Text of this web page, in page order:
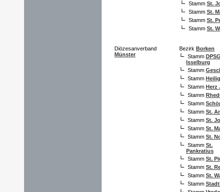
Stamm St.
Stamm St.
Stamm St.
Stamm St.
Diözesanverband
Münster
Bezirk Borken
Stamm
Isselburg
Stamm
Stamm
Stamm Herz
Stamm
Stamm
Stamm St.
Stamm St.
Stamm St.
Stamm St.
Stamm St.
Pankratius
Stamm St.
Stamm St.
Stamm St.
Stamm